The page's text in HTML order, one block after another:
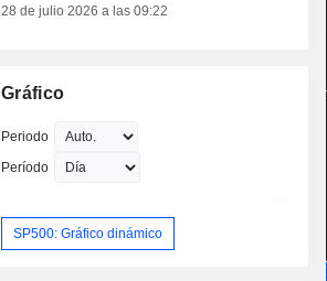
28 de julio 2026 a las 09:22
Gráfico
Periodo
Período
SP500: Gráfico dinámico